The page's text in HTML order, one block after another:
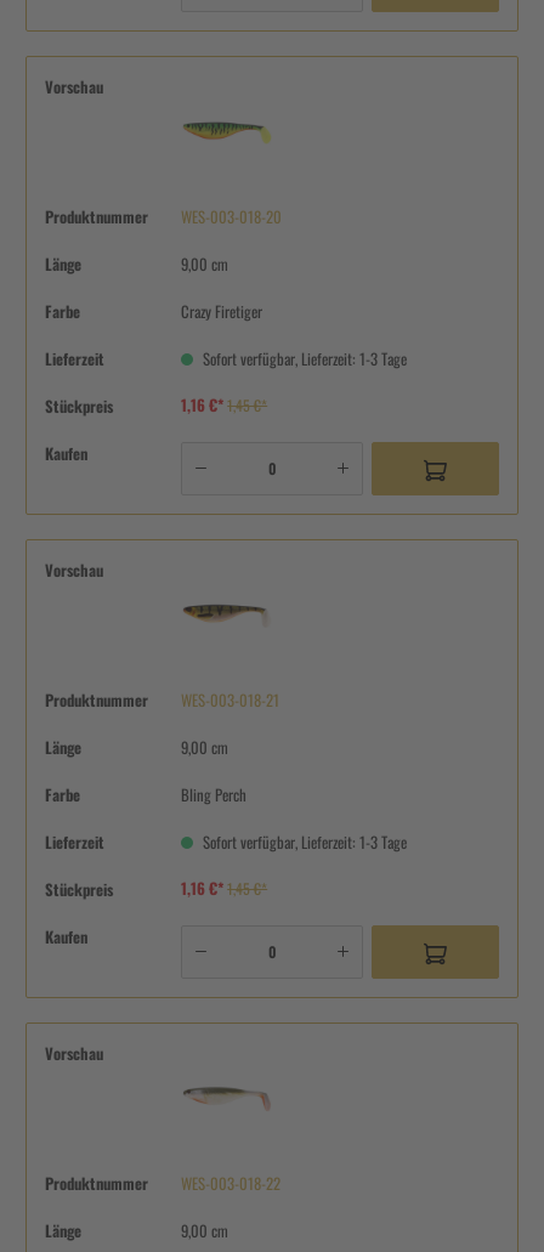
Vorschau
Produktnummer WES-003-018-20
Länge 9,00 cm
Farbe Crazy Firetiger
Lieferzeit Sofort verfügbar, Lieferzeit: 1-3 Tage
Stückpreis 1,16 €*1,45 €*
Kaufen
Vorschau
Produktnummer WES-003-018-21
Länge 9,00 cm
Farbe Bling Perch
Lieferzeit Sofort verfügbar, Lieferzeit: 1-3 Tage
Stückpreis 1,16 €*1,45 €*
Kaufen
Vorschau
Produktnummer WES-003-018-22
Länge 9,00 cm